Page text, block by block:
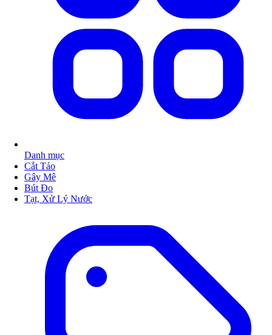
Danh mục
Cắt Tảo
Gây Mê
Bút Đo
Tạt, Xử Lý Nước